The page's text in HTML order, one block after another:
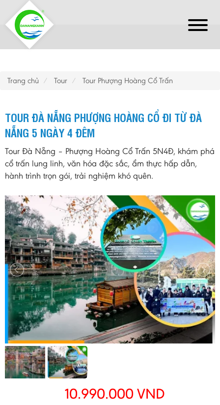
Trang chủ Tour Tour Phượng Hoàng Cổ Trấn
TOUR ĐÀ NẴNG PHƯỢNG HOÀNG CỔ ĐI TỪ ĐÀ
NẴNG 5 NGÀY 4 ĐÊM
Tour Đà Nẵng – Phượng Hoàng Cổ Trấn 5N4Đ, khám phá
cổ trấn lung linh, văn hóa đặc sắc, ẩm thực hấp dẫn,
hành trình trọn gói, trải nghiệm khó quên.
10.990.000 VND